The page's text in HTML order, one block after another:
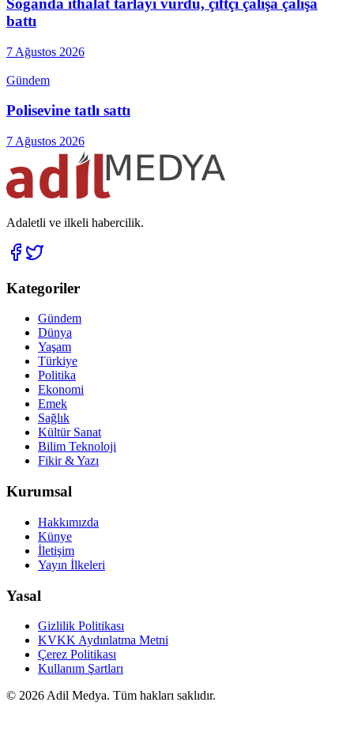
Soğanda ithalat tarlayı vurdu, çiftçi çalışa çalışa
battı
7 Ağustos 2026
Gündem
Polisevine tatlı sattı
7 Ağustos 2026
Adaletli ve ilkeli habercilik.
Kategoriler
Gündem
Dünya
Yaşam
Türkiye
Politika
Ekonomi
Emek
Sağlık
Kültür Sanat
Bilim Teknoloji
Fikir & Yazı
Kurumsal
Hakkımızda
Künye
İletişim
Yayın İlkeleri
Yasal
Gizlilik Politikası
KVKK Aydınlatma Metni
Çerez Politikası
Kullanım Şartları
© 2026 Adil Medya. Tüm hakları saklıdır.